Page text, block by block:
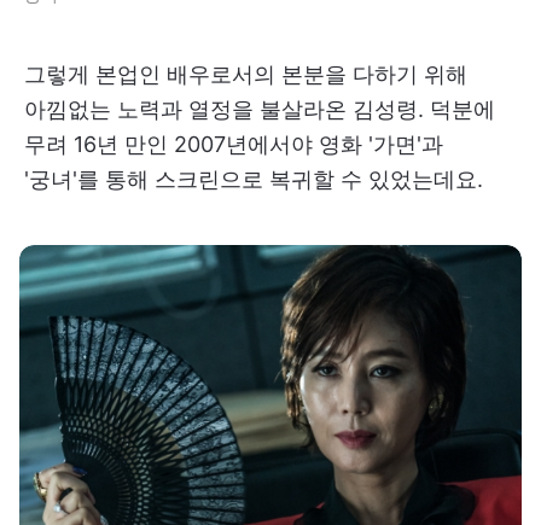
그렇게 본업인 배우로서의 본분을 다하기 위해
아낌없는 노력과 열정을 불살라온 김성령. 덕분에
무려 16년 만인 2007년에서야 영화 '가면'과
'궁녀'를 통해 스크린으로 복귀할 수 있었는데요.